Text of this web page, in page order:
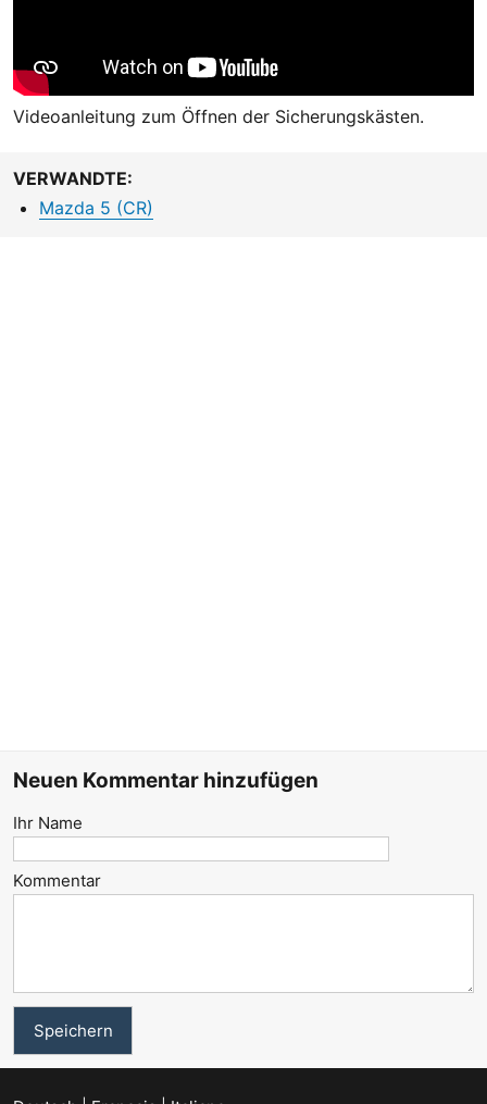
Videoanleitung zum Öffnen der Sicherungskästen.
VERWANDTE:
Mazda 5 (CR)
Neuen Kommentar hinzufügen
Ihr Name
Kommentar